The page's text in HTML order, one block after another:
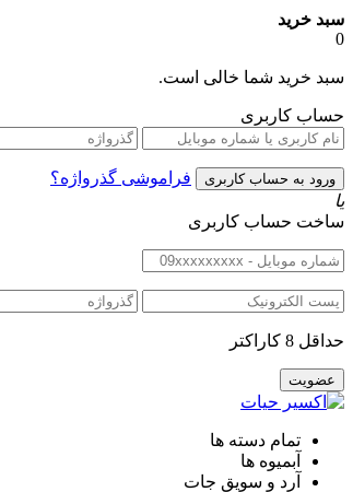
سبد خرید
0
سبد خرید شما خالی است.
حساب کاربری
فراموشی گذرواژه؟
یا
ساخت حساب کاربری
حداقل 8 کاراکتر
تمام دسته ها
آبمیوه ها
آرد و سویق جات